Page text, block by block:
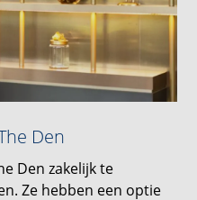
Den
Den zakelijk te
Ze hebben een optie